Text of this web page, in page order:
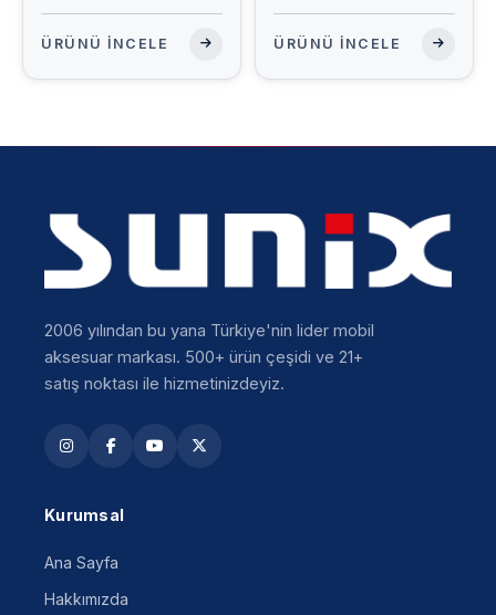
ÜRÜNÜ İNCELE ÜRÜNÜ İNCELE
2006 yılından bu yana Türkiye'nin lider mobil
aksesuar markası. 500+ ürün çeşidi ve 21+
satış noktası ile hizmetinizdeyiz.
Kurumsal
Ana Sayfa
Hakkımızda